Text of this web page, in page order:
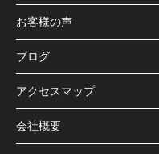
お客様の声
ブログ
アクセスマップ
会社概要